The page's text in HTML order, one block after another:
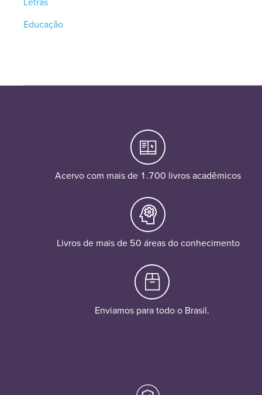
Educação
Acervo com mais de 1.700 livros acadêmicos
Livros de mais de 50 áreas do conhecimento
Enviamos para todo o Brasil.